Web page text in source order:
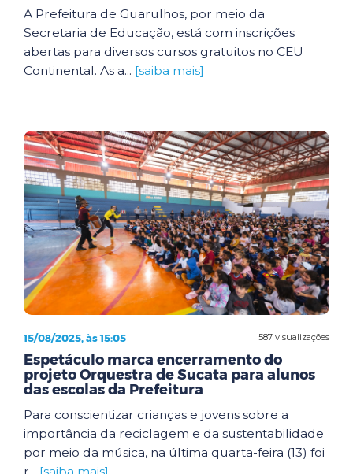
A Prefeitura de Guarulhos, por meio da
Secretaria de Educação, está com inscrições
abertas para diversos cursos gratuitos no CEU
Continental. As a... [saiba mais]
587 visualizações
15/08/2025, às 15:05
Espetáculo marca encerramento do
projeto Orquestra de Sucata para alunos
das escolas da Prefeitura
Para conscientizar crianças e jovens sobre a
importância da reciclagem e da sustentabilidade
por meio da música, na última quarta-feira (13) foi
r... [saiba mais]